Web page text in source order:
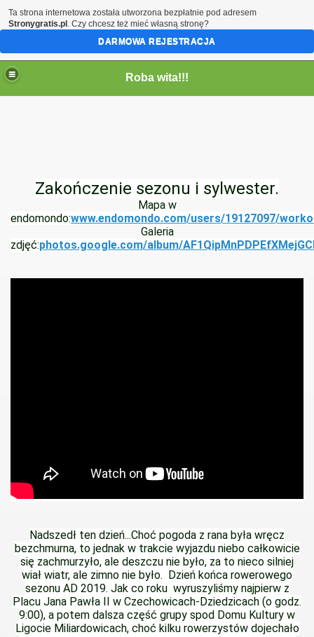
Roba wita!!!
Zakończenie sezonu i sylwester.
Mapa w
endomondo:www.endomondo.com/users/19127097/
Galeria
zdjęć:photos.google.com/album/
Nadszedł ten dzień...Choć pogoda z rana była wręcz
bezchmurna, to jednak w trakcie wyjazdu niebo całkowicie
się zachmurzyło, ale deszczu nie było, za to nieco silniej
wiał wiatr, ale zimno nie było. Dzień końca rowerowego
sezonu AD 2019. Jak co roku wyruszyliśmy najpierw z
Placu Jana Pawła II w Czechowicach-Dziedzicach (o godz.
9:00), a potem dalsza część grupy spod Domu Kultury w
Ligocie Miliardowicach, choć kilku rowerzystów dojechało
Ta strona internetowa została utworzona bezpłatnie pod adresem
Stronygratis.pl . Czy chcesz też mieć własną stronę?
DARMOWA REJESTRACJA